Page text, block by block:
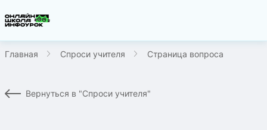
Главная Спроси учителя Страница вопроса
Вернуться в "Спроси учителя"